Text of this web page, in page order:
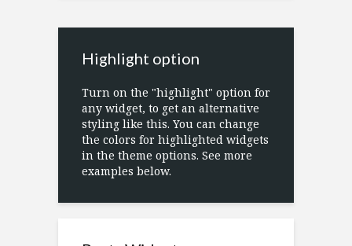
Highlight option
Turn on the "highlight" option for
any widget, to get an alternative
styling like this. You can change
the colors for highlighted widgets
in the theme options. See more
examples below.